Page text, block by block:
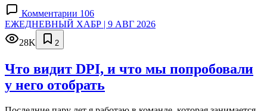
Комментарии 106
ЕЖЕДНЕВНЫЙ ХАБР | 9 АВГ 2026
28K
2
Что видит DPI, и что мы попробовали
у него отобрать